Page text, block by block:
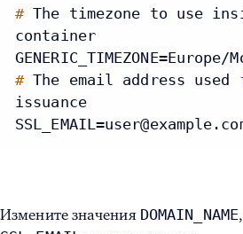
#The timezone to use
container
#The email address used
issuance
Измените значения DOMAIN_NAME,